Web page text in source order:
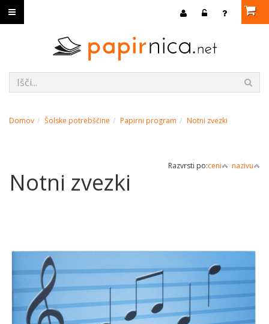
Domov Šolske potrebščine Papirni program Notni zvezki
Razvrsti po:ceni nazivu
Notni zvezki